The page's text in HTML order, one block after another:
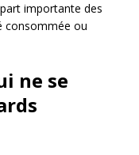
importante des
consommée ou
ne se